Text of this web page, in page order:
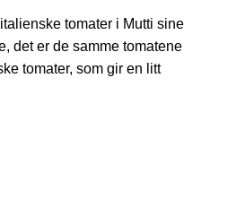
tomater i Mutti sine
det er de samme tomatene
tomater, som gir en litt